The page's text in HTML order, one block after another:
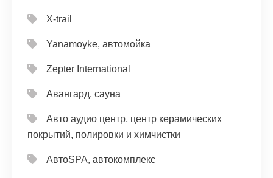
X-trail
Yanamoyke, автомойка
Zepter International
Авангард, сауна
Авто аудио центр, центр керамических
покрытий, полировки и химчистки
АвтоSPA, автокомплекс